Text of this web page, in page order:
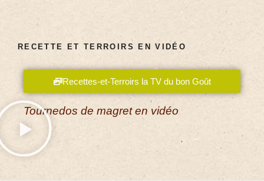
RECETTE ET TERROIRS EN VIDÉO
Recettes-et-Terroirs la TV du bon Goût
Tournedos de magret en vidéo